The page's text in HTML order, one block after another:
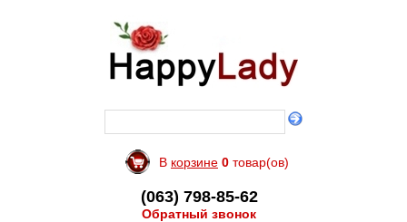
В корзине 0 товар(ов)
(063) 798-85-62
Обратный звонок